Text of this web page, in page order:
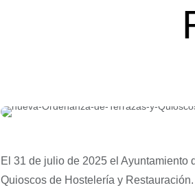
El 31 de julio de 2025 el Ayuntamiento
Quioscos de Hostelería y Restauración.